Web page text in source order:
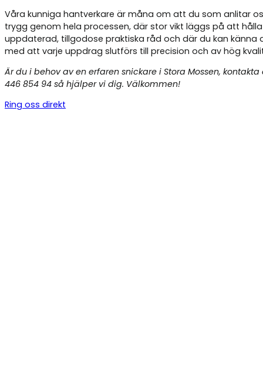
Våra kunniga hantverkare är måna om att du som anlitar
trygg genom hela processen, där stor vikt läggs på att
uppdaterad, tillgodose praktiska råd och där du kan känna
med att varje uppdrag slutförs till precision och av hög
Är du i behov av en erfaren snickare i Stora Mossen, kontakta
446 854 94 så hjälper vi dig. Välkommen!
Ring oss direkt